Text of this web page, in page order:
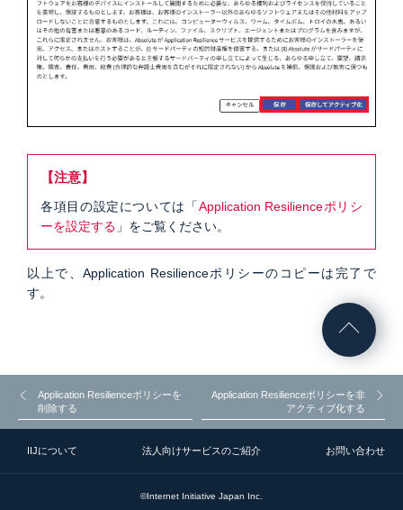
【注意】
各項目の設定については「Application Resilienceポリシ
ーを設定する 」をご覧ください。
以上で、Application Resilienceポリシーのコピーは完了で
す。
Application Resilienceポリシーを
削除する
Application Resilienceポリシーを非
アクティブ化する
IIJについて 法人向けサービスのご紹介 お問い合わせ
©Internet Initiative Japan Inc.